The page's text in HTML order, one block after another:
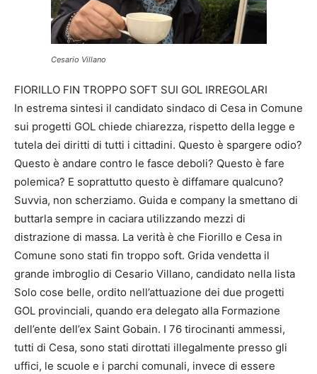
Cesario Villano
FIORILLO FIN TROPPO SOFT SUI GOL IRREGOLARI
In estrema sintesi il candidato sindaco di Cesa in Comune
sui progetti GOL chiede chiarezza, rispetto della legge e
tutela dei diritti di tutti i cittadini. Questo è spargere odio?
Questo è andare contro le fasce deboli? Questo è fare
polemica? E soprattutto questo è diffamare qualcuno?
Suvvia, non scherziamo. Guida e company la smettano di
buttarla sempre in caciara utilizzando mezzi di
distrazione di massa. La verità è che Fiorillo e Cesa in
Comune sono stati fin troppo soft. Grida vendetta il
grande imbroglio di Cesario Villano, candidato nella lista
Solo cose belle, ordito nell’attuazione dei due progetti
GOL provinciali, quando era delegato alla Formazione
dell’ente dell’ex Saint Gobain. I 76 tirocinanti ammessi,
tutti di Cesa, sono stati dirottati illegalmente presso gli
uffici, le scuole e i parchi comunali, invece di essere